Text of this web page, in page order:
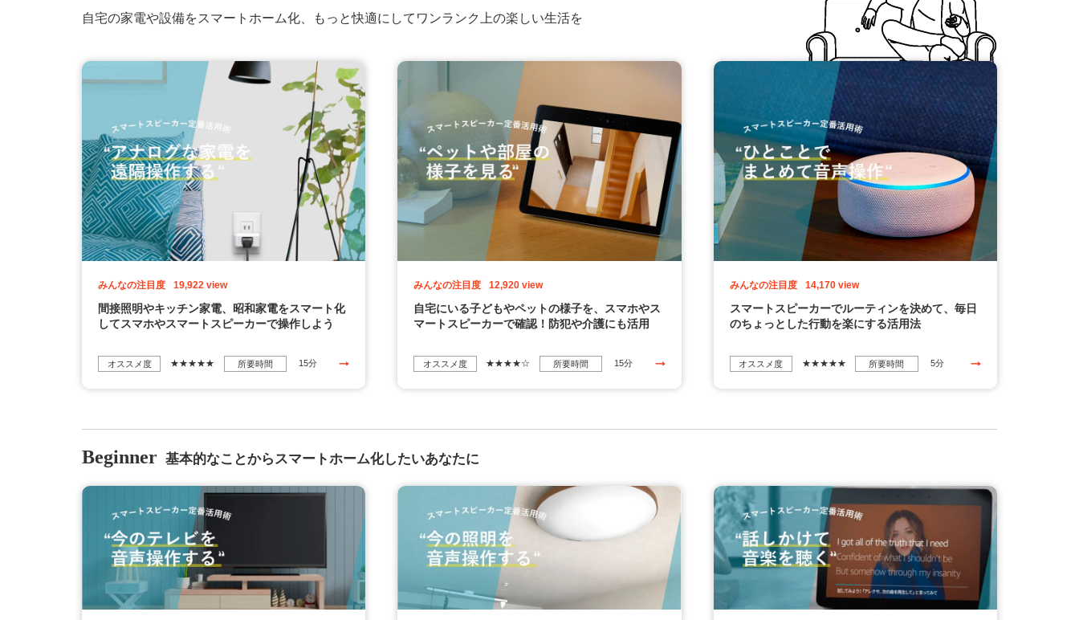
自宅の家電や設備をスマートホーム化、もっと快適にしてワンランク上の楽しい生活を
みんなの注目度 19,922 view
間接照明やキッチン家電、昭和家電をスマート化
してスマホやスマートスピーカーで操作しよう
オススメ度 ★★★★★ 所要時間 15分
みんなの注目度 12,920 view
自宅にいる子どもやペットの様子を、スマホやス
マートスピーカーで確認！防犯や介護にも活用
オススメ度 ★★★★☆ 所要時間 15分
みんなの注目度 14,170 view
スマートスピーカーでルーティンを決めて、毎日
のちょっとした行動を楽にする活用法
オススメ度 ★★★★★ 所要時間 5分
Beginner 基本的なことからスマートホーム化したいあなたに